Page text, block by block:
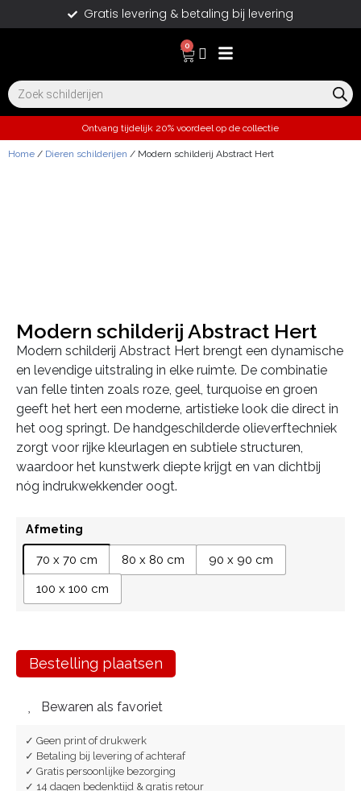
Gratis levering & betaling bij levering
0
Ontvang tijdelijk 20% voordeel op de collectie
Home / Dieren schilderijen / Modern schilderij Abstract Hert
Modern schilderij Abstract Hert
Modern schilderij Abstract Hert brengt een dynamische
en levendige uitstraling in elke ruimte. De combinatie
van felle tinten zoals roze, geel, turquoise en groen
geeft het hert een moderne, artistieke look die direct in
het oog springt. De handgeschilderde olieverftechniek
zorgt voor rijke kleurlagen en subtiele structuren,
waardoor het kunstwerk diepte krijgt en van dichtbij
nóg indrukwekkender oogt.
Afmeting
70 x 70 cm 80 x 80 cm
90 x 90 cm
100 x 100 cm
Bestelling plaatsen
Bewaren als favoriet
✓ Geen print of drukwerk
✓ Betaling bij levering of achteraf
✓ Gratis persoonlijke bezorging
✓ 14 dagen bedenktijd & gratis retour